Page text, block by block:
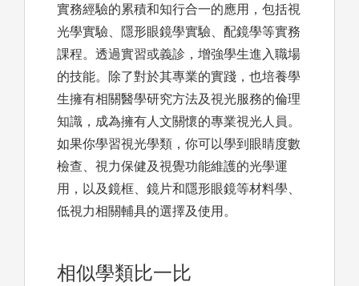
實務經驗的累積和知行合一的應用，包括視
光學實驗、隱形眼鏡學實驗、配鏡學等實務
課程。透過實習或義診，增強學生進入職場
的技能。除了對於其專業的實踐，也培養學
生擁有相關醫學研究方法及視光服務的倫理
知識，成為擁有人文關懷的專業視光人員。
如果你學習視光學類，你可以學到眼睛度數
檢查、視力保健及視覺功能維護的光學運
用，以及鏡框、鏡片和隱形眼鏡等材料學、
低視力相關輔具的選擇及使用。
相似學類比一比